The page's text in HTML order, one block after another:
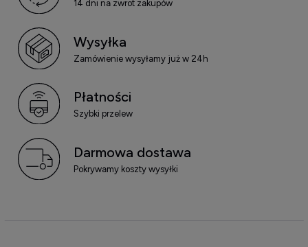
14 dni na zwrot zakupów
Wysyłka
Zamówienie wysyłamy już w 24h
Płatności
Szybki przelew
Darmowa dostawa
Pokrywamy koszty wysyłki